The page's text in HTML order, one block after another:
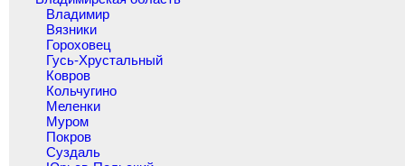
Владимир
Вязники
Гороховец
Гусь-Хрустальный
Ковров
Кольчугино
Меленки
Муром
Покров
Суздаль